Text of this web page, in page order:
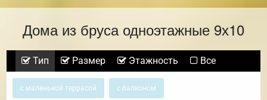
Дома из бруса одноэтажные 9х10
Тип Размер Этажность Все
с маленькой террасой с балконом